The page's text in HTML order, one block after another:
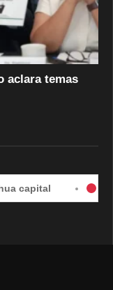
aclara temas
#EnVivo |